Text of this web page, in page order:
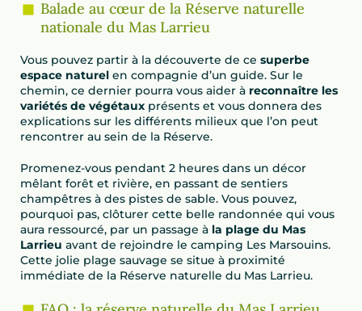
Balade au cœur de la Réserve naturelle
nationale du Mas Larrieu
Vous pouvez partir à la découverte de ce superbe
espace naturel en compagnie d’un guide. Sur le
chemin, ce dernier pourra vous aider à reconnaître les
variétés de végétaux présents et vous donnera des
explications sur les différents milieux que l’on peut
rencontrer au sein de la Réserve.
Promenez-vous pendant 2 heures dans un décor
mêlant forêt et rivière, en passant de sentiers
champêtres à des pistes de sable. Vous pouvez,
pourquoi pas, clôturer cette belle randonnée qui vous
aura ressourcé, par un passage à la plage du Mas
Larrieu avant de rejoindre le camping Les Marsouins.
Cette jolie plage sauvage se situe à proximité
immédiate de la Réserve naturelle du Mas Larrieu.